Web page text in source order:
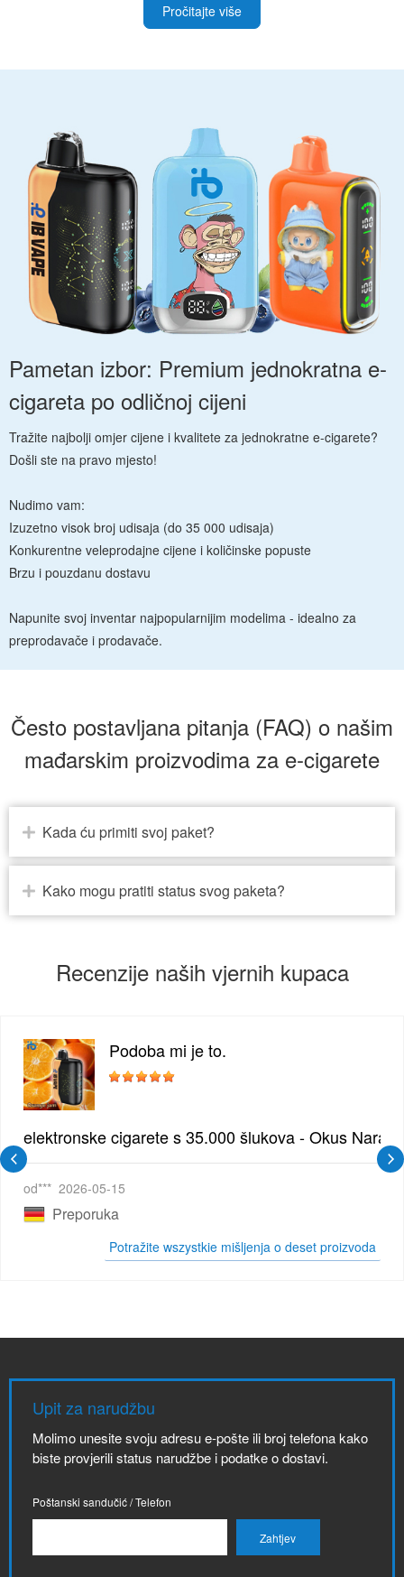
Pročitajte više
Pametan izbor: Premium jednokratna e-
cigareta po odličnoj cijeni
Tražite najbolji omjer cijene i kvalitete za jednokratne e-cigarete?
Došli ste na pravo mjesto!
Nudimo vam:
Izuzetno visok broj udisaja (do 35 000 udisaja)
Konkurentne veleprodajne cijene i količinske popuste
Brzu i pouzdanu dostavu
Napunite svoj inventar najpopularnijim modelima - idealno za
preprodavače i prodavače.
Često postavljana pitanja (FAQ) o našim
mađarskim proizvodima za e-cigarete
Kada ću primiti svoj paket?
Kako mogu pratiti status svog paketa?
Recenzije naših vjernih kupaca
| Elegantna Voćna Kombinacija
Podoba mi je to.
elektronske cigarete s 35.000 šlukova - Okus
od*** 2026-05-15
Preporuka
Potražite wszystkie mišljenja o deset proizvoda
Upit za narudžbu
Molimo unesite svoju adresu e-pošte ili broj telefona kako
biste provjerili status narudžbe i podatke o dostavi.
Poštanski sandučić / Telefon